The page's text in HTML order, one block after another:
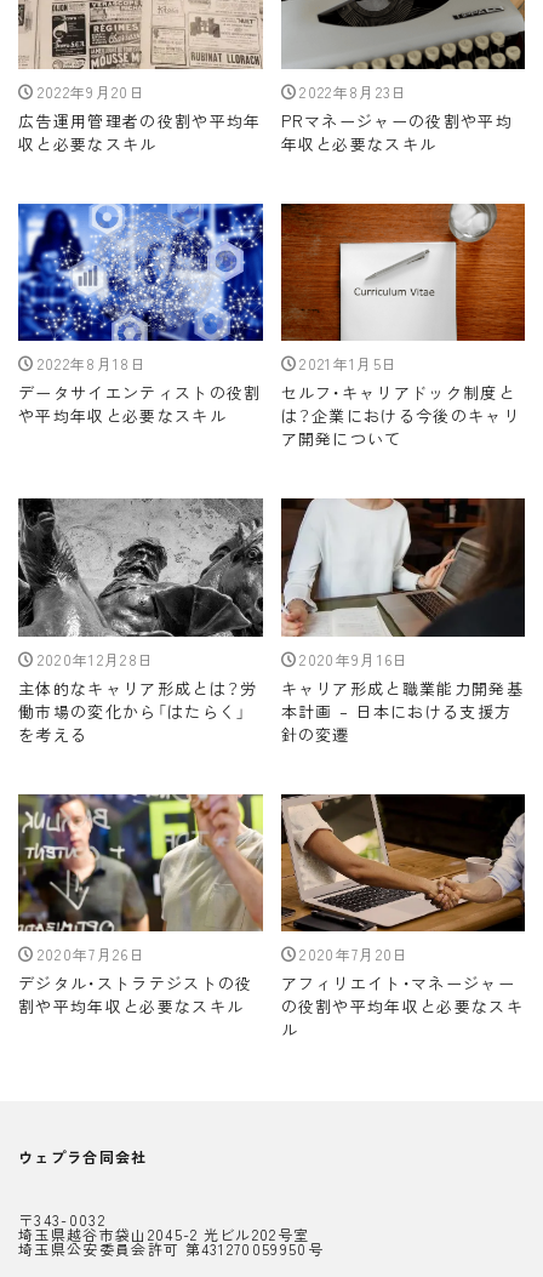
2022年9月20日
広告運用管理者の役割や平均年
収と必要なスキル
2022年8月23日
PRマネージャーの役割や平均
年収と必要なスキル
2022年8月18日
データサイエンティストの役割
や平均年収と必要なスキル
2021年1月5日
セルフ・キャリアドック制度と
は？企業における今後のキャリ
ア開発について
2020年12月28日
主体的なキャリア形成とは？労
働市場の変化から「はたらく」
を考える
2020年9月16日
キャリア形成と職業能力開発基
本計画 – 日本における支援方
針の変遷
2020年7月26日
デジタル・ストラテジストの役
割や平均年収と必要なスキル
2020年7月20日
アフィリエイト・マネージャー
の役割や平均年収と必要なスキ
ル
ウェプラ合同会社
〒343-0032
埼玉県越谷市袋山2045-2 光ビル202号室
埼玉県公安委員会許可 第431270059950号